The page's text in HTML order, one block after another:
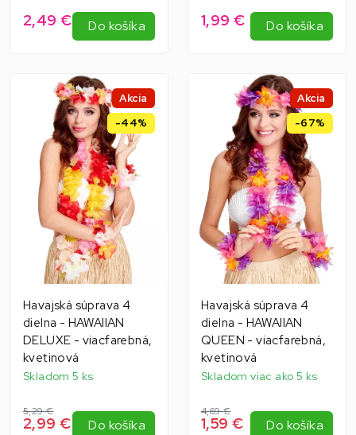
2,49 € Do košíka 1,99 € Do košíka
Akcia
-44%
Havajská súprava 4
dielna - HAWAIIAN
DELUXE - viacfarebná,
kvetinová
Skladom 5 ks
5,29 €
2,99 € Do košíka
Akcia
-67%
Havajská súprava 4
dielna - HAWAIIAN
QUEEN - viacfarebná,
kvetinová
Skladom viac ako 5 ks
4,69 €
1,59 € Do košíka